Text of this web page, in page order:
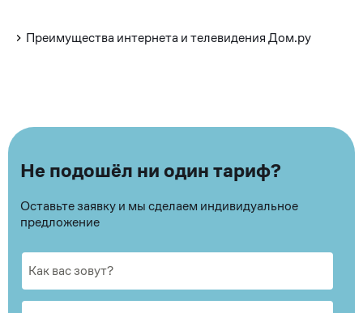
Преимущества интернета и телевидения Дом.ру
Не подошёл ни один тариф?
Оставьте заявку и мы сделаем индивидуальное
предложение